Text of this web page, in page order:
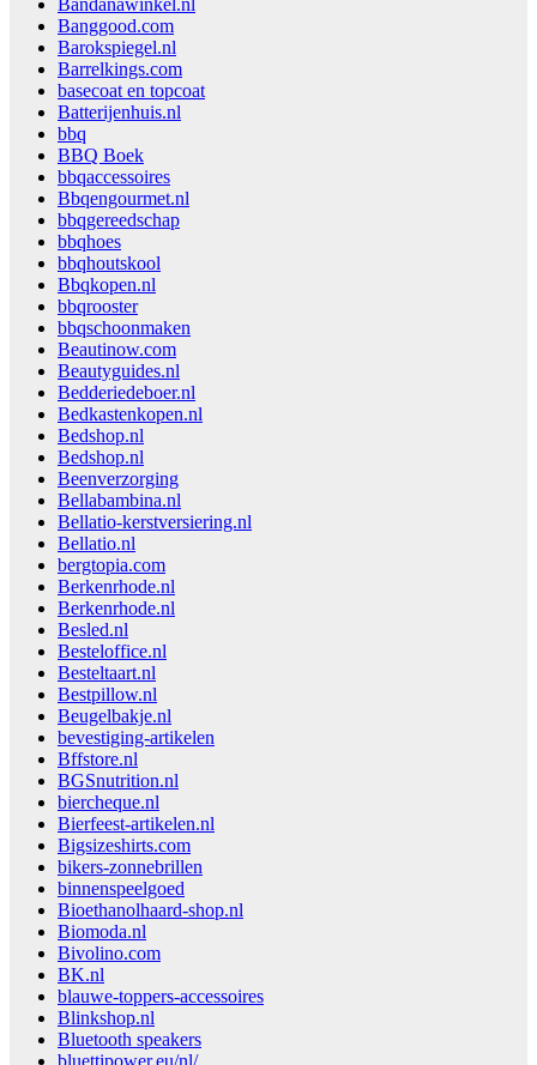
Bandanawinkel.nl
Banggood.com
Barokspiegel.nl
Barrelkings.com
basecoat en topcoat
Batterijenhuis.nl
bbq
BBQ Boek
bbqaccessoires
Bbqengourmet.nl
bbqgereedschap
bbqhoes
bbqhoutskool
Bbqkopen.nl
bbqrooster
bbqschoonmaken
Beautinow.com
Beautyguides.nl
Bedderiedeboer.nl
Bedkastenkopen.nl
Bedshop.nl
Bedshop.nl
Beenverzorging
Bellabambina.nl
Bellatio-kerstversiering.nl
Bellatio.nl
bergtopia.com
Berkenrhode.nl
Berkenrhode.nl
Besled.nl
Besteloffice.nl
Besteltaart.nl
Bestpillow.nl
Beugelbakje.nl
bevestiging-artikelen
Bffstore.nl
BGSnutrition.nl
biercheque.nl
Bierfeest-artikelen.nl
Bigsizeshirts.com
bikers-zonnebrillen
binnenspeelgoed
Bioethanolhaard-shop.nl
Biomoda.nl
Bivolino.com
BK.nl
blauwe-toppers-accessoires
Blinkshop.nl
Bluetooth speakers